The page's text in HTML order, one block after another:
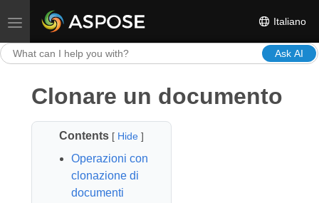
Toggle navigation Italiano
Ask AI
Clonare un documento
Contents [ Hide]
Operazioni con
clonazione di
documenti